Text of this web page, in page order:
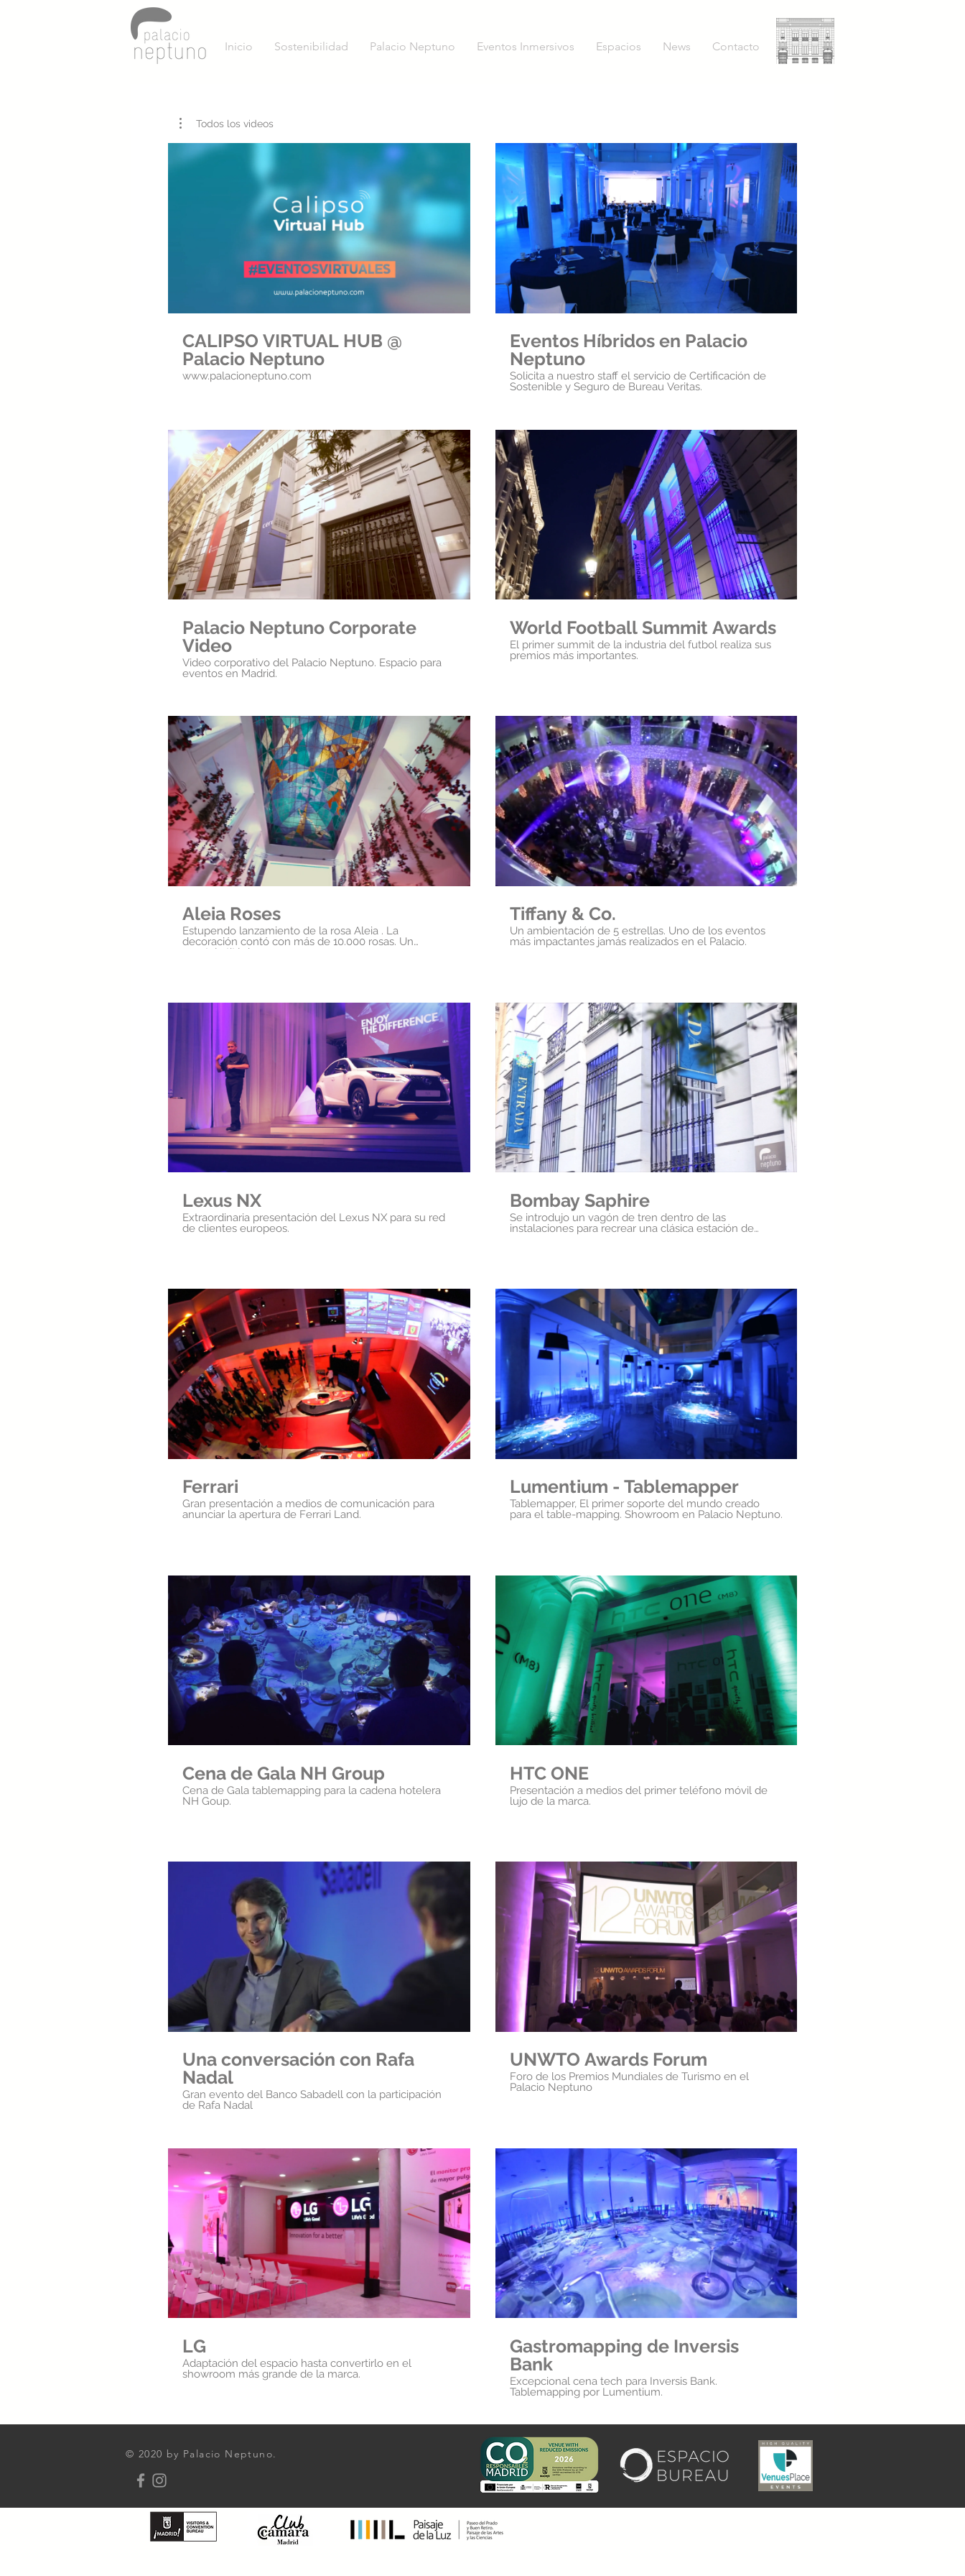
Inicio Sostenibilidad Palacio Neptuno Eventos Inmersivos Espacios News Contacto
Todos los videos
Reproducir video
CALIPSO VIRTUAL HUB @
Palacio Neptuno
www.palacioneptuno.com
Reproducir video
Eventos Híbridos en Palacio
Neptuno
Solicita a nuestro staff el servicio de Certificación de
Sostenible y Seguro de Bureau Veritas.
Reproducir video
Palacio Neptuno Corporate
Video
Video corporativo del Palacio Neptuno. Espacio para
eventos en Madrid.
Reproducir video
World Football Summit Awards
El primer summit de la industria del futbol realiza sus
premios más importantes.
Reproducir video
Aleia Roses
Estupendo lanzamiento de la rosa Aleia . La
decoración contó con más de 10.000 rosas. Un
montaje titánico.
Reproducir video
Tiffany & Co.
Un ambientación de 5 estrellas. Uno de los eventos
más impactantes jamás realizados en el Palacio.
Reproducir video
Lexus NX
Extraordinaria presentación del Lexus NX para su red
de clientes europeos.
Reproducir video
Bombay Saphire
Se introdujo un vagón de tren dentro de las
instalaciones para recrear una clásica estación de
Reproducir video
Ferrari
Gran presentación a medios de comunicación para
anunciar la apertura de Ferrari Land.
Reproducir video
Lumentium - Tablemapper
Tablemapper, El primer soporte del mundo creado
para el table-mapping. Showroom en Palacio Neptuno.
Reproducir video
Cena de Gala NH Group
Cena de Gala tablemapping para la cadena hotelera
NH Goup.
Reproducir video
HTC ONE
Presentación a medios del primer teléfono móvil de
lujo de la marca.
Una conversación con Rafa
Nadal
Gran evento del Banco Sabadell con la participación
de Rafa Nadal
Reproducir video
UNWTO Awards Forum
Foro de los Premios Mundiales de Turismo en el
Palacio Neptuno
Reproducir video
LG
Adaptación del espacio hasta convertirlo en el
showroom más grande de la marca.
Reproducir video
Gastromapping de Inversis
Bank
Excepcional cena tech para Inversis Bank.
Tablemapping por Lumentium.
© 2020 by Palacio Neptuno.